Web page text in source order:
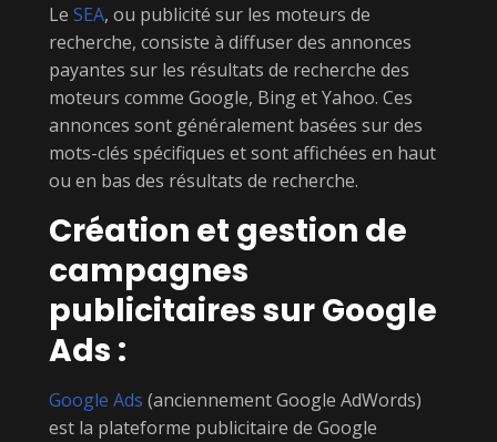
Le SEA, ou publicité sur les moteurs de
recherche, consiste à diffuser des annonces
payantes sur les résultats de recherche des
moteurs comme Google, Bing et Yahoo. Ces
annonces sont généralement basées sur des
mots-clés spécifiques et sont affichées en haut
ou en bas des résultats de recherche.
Création et gestion de
campagnes
publicitaires sur Google
Ads :
Google Ads (anciennement Google AdWords)
est la plateforme publicitaire de Google